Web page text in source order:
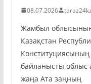
08.07.2026
Жамбыл облысының
Қазақстан
Конституциясының
байланысты облыс
жаңа Ата заңның